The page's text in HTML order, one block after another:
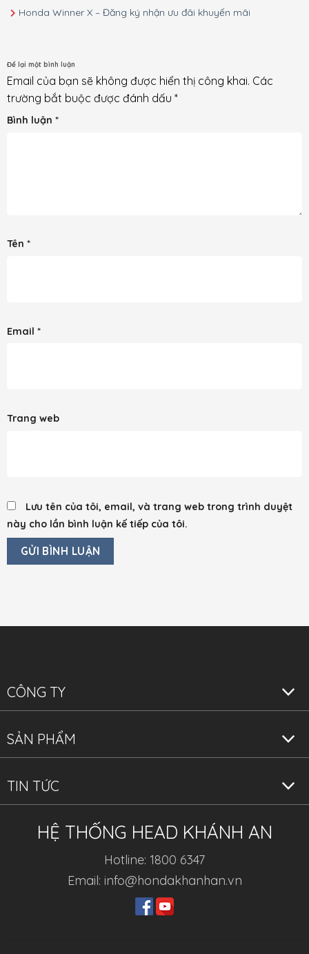
Honda Winner X – Đăng ký nhận ưu đãi khuyến mãi
Để lại một bình luận
Email của bạn sẽ không được hiển thị công khai. Các
trường bắt buộc được đánh dấu *
Bình luận *
Tên *
Email *
Trang web
Lưu tên của tôi, email, và trang web trong trình duyệt
này cho lần bình luận kế tiếp của tôi.
CÔNG TY
SẢN PHẨM
TIN TỨC
HỆ THỐNG HEAD KHÁNH AN
Hotline: 1800 6347
Email: info@hondakhanhan.vn